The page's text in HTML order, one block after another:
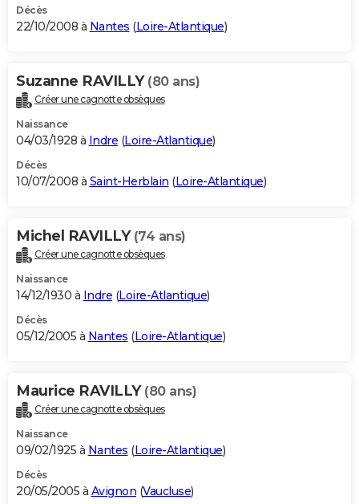
Décès
22/10/2008 à Nantes (Loire-Atlantique)
Suzanne RAVILLY (80 ans)
Créer une cagnotte obsèques
Naissance
04/03/1928 à Indre (Loire-Atlantique)
Décès
10/07/2008 à Saint-Herblain (Loire-Atlantique)
Michel RAVILLY (74 ans)
Créer une cagnotte obsèques
Naissance
14/12/1930 à Indre (Loire-Atlantique)
Décès
05/12/2005 à Nantes (Loire-Atlantique)
Maurice RAVILLY (80 ans)
Créer une cagnotte obsèques
Naissance
09/02/1925 à Nantes (Loire-Atlantique)
Décès
20/05/2005 à Avignon (Vaucluse)